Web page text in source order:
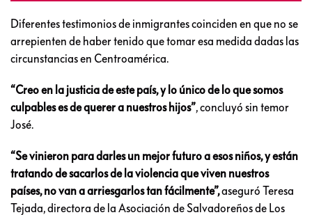
Diferentes testimonios de inmigrantes coinciden en que no se
arrepienten de haber tenido que tomar esa medida dadas las
circunstancias en Centroamérica.
“Creo en la justicia de este país, y lo único de lo que somos
culpables es de querer a nuestros hijos”, concluyó sin temor
José.
“Se vinieron para darles un mejor futuro a esos niños, y están
tratando de sacarlos de la violencia que viven nuestros
países, no van a arriesgarlos tan fácilmente”,aseguró Teresa
Tejada, directora de la Asociación de Salvadoreños de Los